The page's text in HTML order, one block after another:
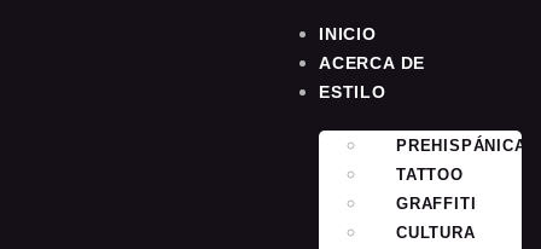
INICIO
ACERCA DE
ESTILO
PREHISPÁNICA
TATTOO
GRAFFITI
CULTURA